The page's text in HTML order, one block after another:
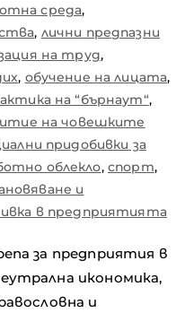
среда,
, лични предпазни
на труд,
, обучение на лицата,
на “бърнаут“,
на човешките
придобивки за
облекло, спорт,
и
в предприятията
за предприятия в
икономика,
и